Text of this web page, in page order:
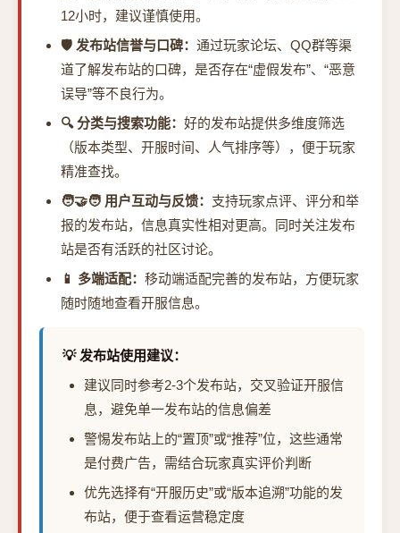
12小时，建议谨慎使用。
🛡️ 发布站信誉与口碑： 通过玩家论坛、QQ群等渠
道了解发布站的口碑，是否存在“虚假发布”、“恶意
误导”等不良行为。
🔍 分类与搜索功能： 好的发布站提供多维度筛选
（版本类型、开服时间、人气排序等），便于玩家
精准查找。
🧑‍🤝‍🧑 用户互动与反馈： 支持玩家点评、评分和举
报的发布站，信息真实性相对更高。同时关注发布
站是否有活跃的社区讨论。
📱 多端适配： 移动端适配完善的发布站，方便玩家
随时随地查看开服信息。
💡 发布站使用建议：
建议同时参考2-3个发布站，交叉验证开服信
息，避免单一发布站的信息偏差
警惕发布站上的“置顶”或“推荐”位，这些通常
是付费广告，需结合玩家真实评价判断
优先选择有“开服历史”或“版本追溯”功能的发
布站，便于查看运营稳定度